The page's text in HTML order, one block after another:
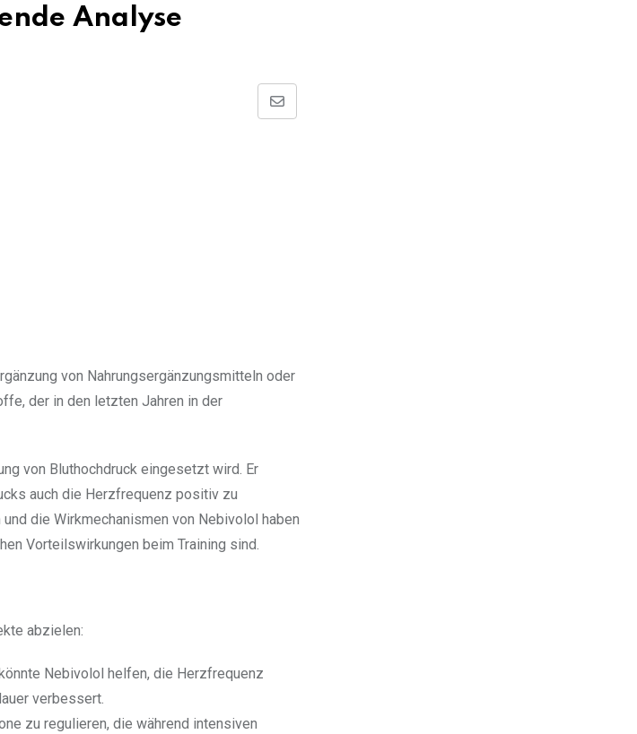
Analyse
Share
von Nahrungsergänzungsmitteln oder
der in den letzten Jahren in der
von Bluthochdruck eingesetzt wird. Er
auch die Herzfrequenz positiv zu
die Wirkmechanismen von Nebivolol haben
Vorteilswirkungen beim Training sind.
abzielen:
Nebivolol helfen, die Herzfrequenz
verbessert.
zu regulieren, die während intensiven